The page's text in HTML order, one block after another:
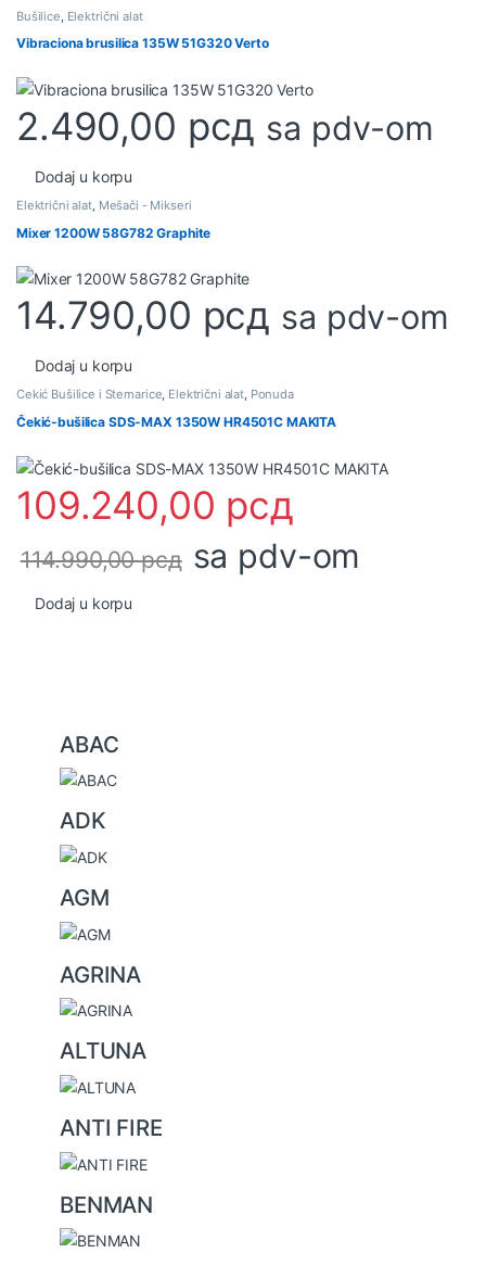
Bušilice, Električni alat
Vibraciona brusilica 135W 51G320 Verto
2.490,00 рсд sa pdv-om
Dodaj u korpu
Električni alat, Mešači - Mikseri
Mixer 1200W 58G782 Graphite
14.790,00 рсд sa pdv-om
Dodaj u korpu
Čekić Bušilice i Štemarice, Električni alat, Ponuda
Čekić-bušilica SDS-MAX 1350W HR4501C MAKITA
109.240,00 рсд
114.990,00рсд sa pdv-om
Dodaj u korpu
ABAC
ADK
AGM
AGRINA
ALTUNA
ANTI FIRE
BENMAN